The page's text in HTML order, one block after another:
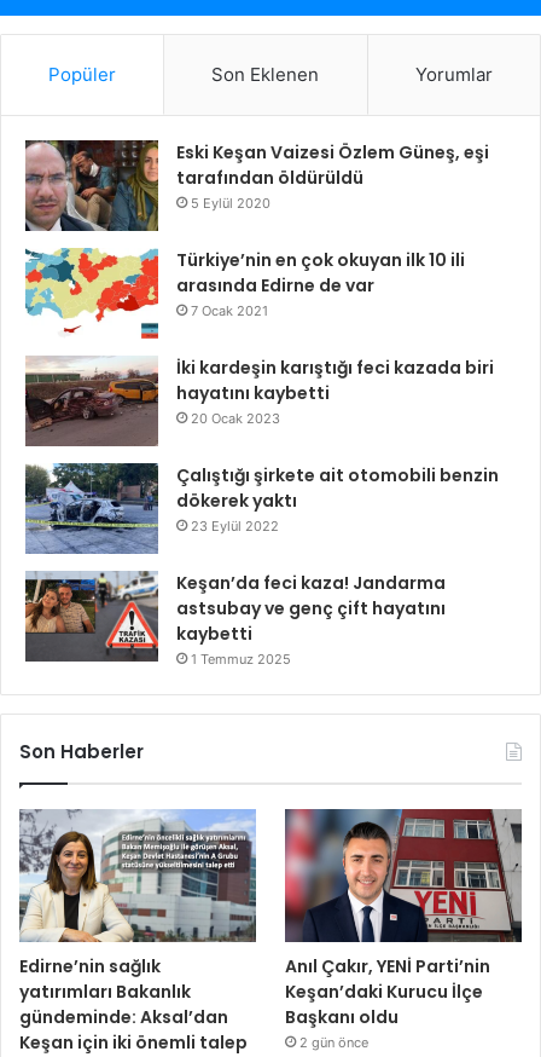
Popüler Son Eklenen Yorumlar
Eski Keşan Vaizesi Özlem Güneş, eşi
tarafından öldürüldü
5 Eylül 2020
Türkiye’nin en çok okuyan ilk 10 ili
arasında Edirne de var
7 Ocak 2021
İki kardeşin karıştığı feci kazada biri
hayatını kaybetti
20 Ocak 2023
Çalıştığı şirkete ait otomobili benzin
dökerek yaktı
23 Eylül 2022
Keşan’da feci kaza! Jandarma
astsubay ve genç çift hayatını
kaybetti
1 Temmuz 2025
Son Haberler
Edirne’nin sağlık
yatırımları Bakanlık
gündeminde: Aksal’dan
Keşan için iki önemli talep
Anıl Çakır, YENİ Parti’nin
Keşan’daki Kurucu İlçe
Başkanı oldu
2 gün önce